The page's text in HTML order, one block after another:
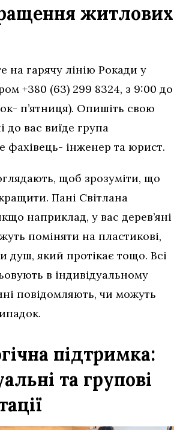
житлових
на гарячу лінію Рокади у
+380 (63) 299 8324, з 9:00 до
п’ятниця). Опишіть свою
до вас виїде група
фахівець- інженер та юрист.
щоб зрозуміти, що
Пані Світлана
наприклад, у вас дерев’яні
поміняти на пластикові,
душ, який протікає тощо. Всі
в індивідуальному
повідомляють, чи можуть
підтримка:
та групові